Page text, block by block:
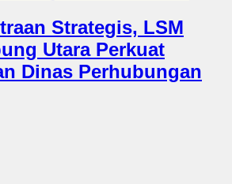
Strategis, LSM
Utara Perkuat
Dinas Perhubungan